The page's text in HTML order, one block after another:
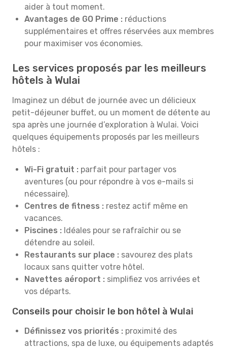
aider à tout moment.
Avantages de GO Prime : réductions
supplémentaires et offres réservées aux membres
pour maximiser vos économies.
Les services proposés par les meilleurs
hôtels à Wulai
Imaginez un début de journée avec un délicieux
petit-déjeuner buffet, ou un moment de détente au
spa après une journée d’exploration à Wulai. Voici
quelques équipements proposés par les meilleurs
hôtels :
Wi-Fi gratuit : parfait pour partager vos
aventures (ou pour répondre à vos e-mails si
nécessaire).
Centres de fitness : restez actif même en
vacances.
Piscines : Idéales pour se rafraîchir ou se
détendre au soleil.
Restaurants sur place : savourez des plats
locaux sans quitter votre hôtel.
Navettes aéroport : simplifiez vos arrivées et
vos départs.
Conseils pour choisir le bon hôtel à Wulai
Définissez vos priorités : proximité des
attractions, spa de luxe, ou équipements adaptés